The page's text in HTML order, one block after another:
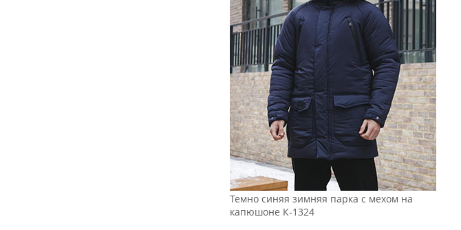
Темно синяя зимняя парка с мехом на
капюшоне К-1324